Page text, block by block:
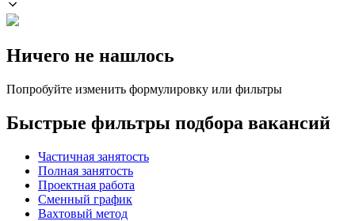
Ничего не нашлось
Попробуйте изменить формулировку или фильтры
Быстрые фильтры подбора вакансий
Частичная занятость
Полная занятость
Проектная работа
Сменный график
Вахтовый метод